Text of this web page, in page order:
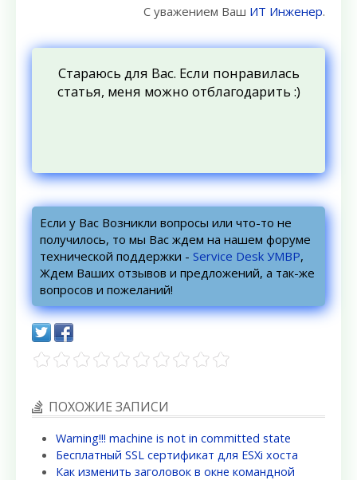
С уважением Ваш ИТ Инженер.
Стараюсь для Вас. Если понравилась
статья, меня можно отблагодарить :)
Если у Вас Возникли вопросы или что-то не
получилось, то мы Вас ждем на нашем форуме
технической поддержки - Service Desk УМВР,
Ждем Ваших отзывов и предложений, а так-же
вопросов и пожеланий!
ПОХОЖИЕ ЗАПИСИ
Warning!!! machine is not in committed state
Бесплатный SSL сертификат для ESXi хоста
Как изменить заголовок в окне командной